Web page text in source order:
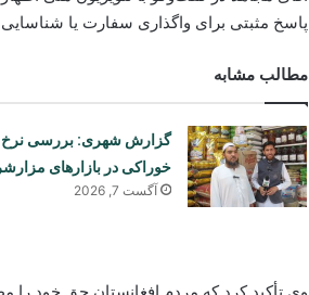
پاسخ مثبتی برای واگذاری سفارت یا
مطالب مشابه
گزارش شهری: بررسی نرخ
خوراکی در بازارهای
آگست 7, 2026